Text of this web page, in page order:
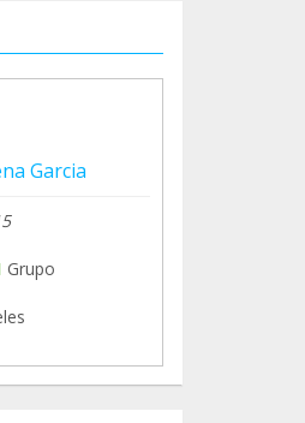
Garcia
Grupo